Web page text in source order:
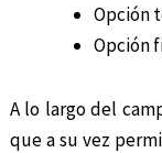
Opción
Opción
A lo largo del
que a su vez